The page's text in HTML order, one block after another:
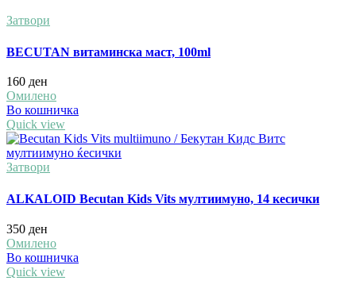
Затвори
BECUTAN витаминска маст, 100ml
160 ден
Омилено
Во кошничка
Quick view
Затвори
ALKALOID Becutan Kids Vits мултиимуно, 14 кесички
350 ден
Омилено
Во кошничка
Quick view